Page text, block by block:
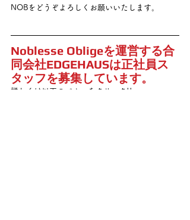
NOBをどうぞよろしくお願いいたします。
Noblesse Obligeを運営する合
同会社EDGEHAUSは正社員ス
タッフを募集しています。
詳しくは以下のバナーをクリック!!